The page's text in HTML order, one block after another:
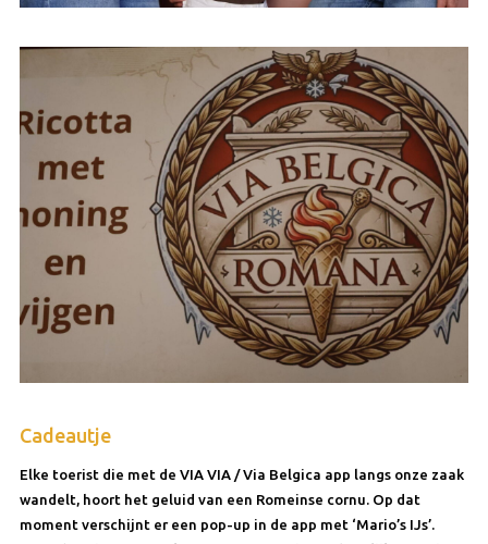
Cadeautje
Elke toerist die met de VIA VIA / Via Belgica app langs onze zaak
wandelt, hoort het geluid van een Romeinse cornu. Op dat
moment verschijnt er een pop-up in de app met ‘Mario’s IJs’.